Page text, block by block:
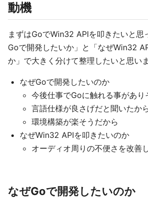
動機
まずはGoでWin32 APIを叩きたいと思
Goで開発したいか」と「なぜWin32
か」で大きく分けて整理したいと思いま
なぜGoで開発したいのか
今後仕事でGoに触れる事があり
言語仕様が良さげだと聞いたか
環境構築が楽そうだから
なぜWin32 APIを叩きたいのか
オーディオ周りの不便さを改善
なぜGoで開発したいのか